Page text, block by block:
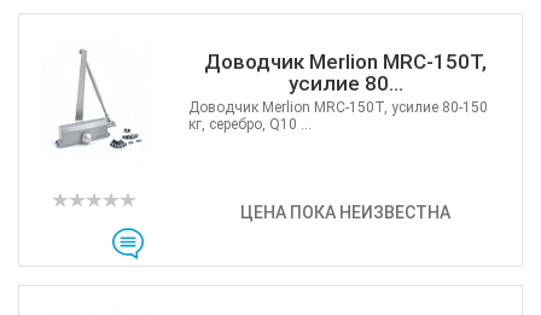
Доводчик Merlion MRC-150T,
усилие 80...
ЦЕНА ПОКА НЕИЗВЕСТНА
Доводчик Merlion MRC-150T, усилие 80-150
кг, серебро, Q10 ...